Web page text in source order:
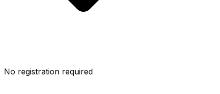
No registration required